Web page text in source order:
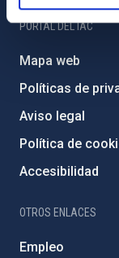
PORTAL DEL IAC
Mapa web
Políticas de
Aviso legal
Política de
Accesibilidad
OTROS ENLACES
Empleo